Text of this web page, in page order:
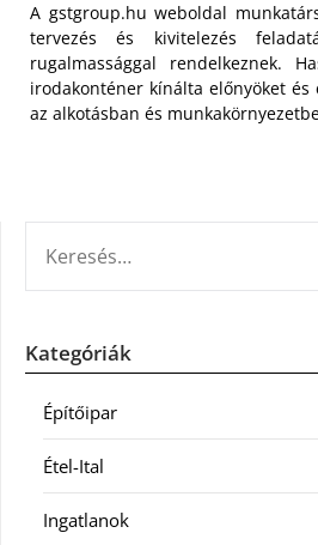
A gstgroup.hu weboldal
tervezés és kivitelezés
rugalmassággal rendelkeznek.
irodakonténer kínálta előnyöket és
az alkotásban és
Kategóriák
Építőipar
Étel-Ital
Ingatlanok